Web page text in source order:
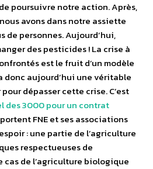
poursuivre notre action. Après,
avons dans notre assiette
de personnes. Aujourd’hui,
des pesticides ! La crise à
est le fruit d’un modèle
donc aujourd’hui une véritable
dépasser cette crise. C’est
des 3000 pour un contrat
FNE et ses associations
: une partie de l’agriculture
respectueuses de
cas de l’agriculture biologique